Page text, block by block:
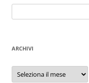
per:
ARCHIVI
Archivi